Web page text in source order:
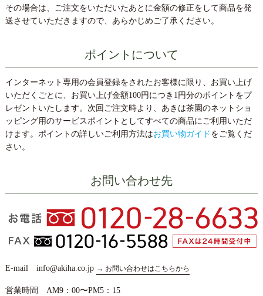
その場合は、ご注文をいただいたあとに金額の修正をして商品を発
送させていただきますので、あらかじめご了承ください。
ポイントについて
インターネット専用の会員登録をされたお客様に限り、お買い上げ
いただくごとに、お買い上げ金額100円につき1円分のポイントをプ
レゼントいたします。次回ご注文時より、あきは茶園のネットショ
ッピング用のサービスポイントとしてすべての商品にご利用いただ
けます。ポイントの詳しいご利用方法はお買い物ガイド をご覧くだ
さい。
お問い合わせ先
E-mail info@akiha.co.jp → お問い合わせはこちらから
営業時間 AM9：00〜PM5：15